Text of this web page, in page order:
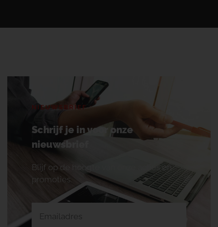
NIEUWSBRIEF
Schrijf je in voor onze
nieuwsbrief
Blijf op de hoogte van onze acties en
promoties.